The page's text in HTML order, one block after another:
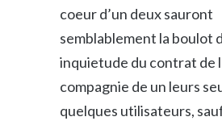
coeur d’un deux sauront
semblablement la boulot
inquietude du contrat de
compagnie de un leurs
quelques utilisateurs,